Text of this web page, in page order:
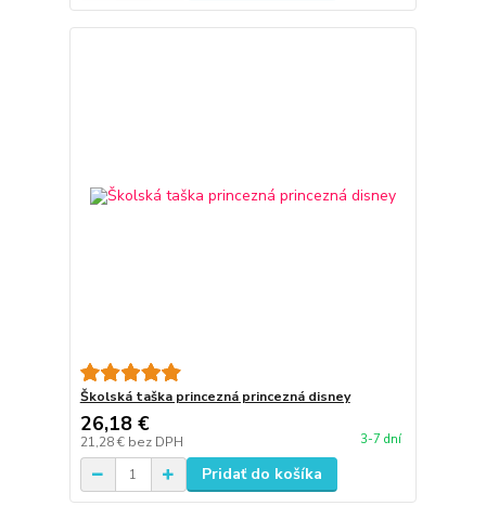
Školská taška princezná princezná disney
26,18 €
21,28 € bez DPH 3-7 dní
Pridať do košíka